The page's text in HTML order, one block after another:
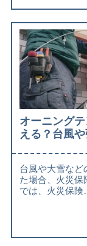
オーニング
える？台風
台風や大雪など
た場合、火災保
では、火災保